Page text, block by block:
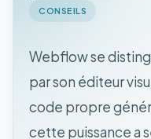
CONSEILS
Webflow se
par son éditeur
code propre
cette puissance a